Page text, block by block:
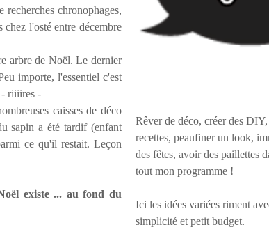
recherches chronophages,
l'osté entre décembre
arbre de Noël. Le dernier
importe, l'essentiel c'est
- riiiires -
caisses de déco
sapin a été tardif (enfant
ce qu'il restait. Leçon
existe ... au fond du
Rêver de déco, créer des
recettes, peaufiner un look,
des fêtes, avoir des paillettes
tout mon programme !
Ici les idées variées riment
simplicité et petit budget.